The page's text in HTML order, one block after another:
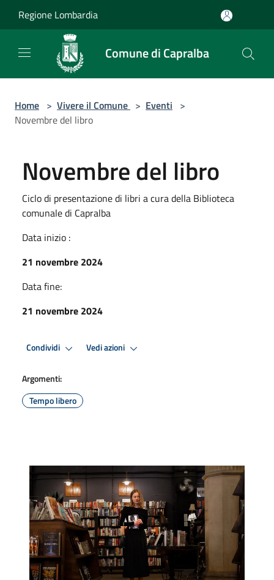
Regione Lombardia
Comune di Capralba
Home > Vivere il Comune > Eventi >
Novembre del libro
Novembre del libro
Ciclo di presentazione di libri a cura della Biblioteca
comunale di Capralba
Data inizio :
21 novembre 2024
Data fine:
21 novembre 2024
Condividi Vedi azioni
Argomenti:
Tempo libero